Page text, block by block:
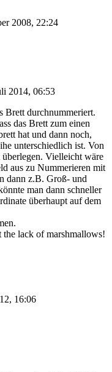
2008, 22:24
2014, 06:53
Brett durchnummeriert.
das Brett zum einen
hat und dann noch,
unterschiedlich ist. Von
Vielleicht wäre
aus zu Nummerieren mit
dann z.B. Groß- und
man dann schneller
überhaupt auf dem
the lack of marshmallows!
16:06